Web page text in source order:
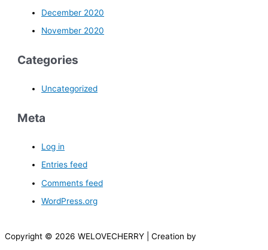
December 2020
November 2020
Categories
Uncategorized
Meta
Log in
Entries feed
Comments feed
WordPress.org
Copyright © 2026 WELOVECHERRY | Creation by